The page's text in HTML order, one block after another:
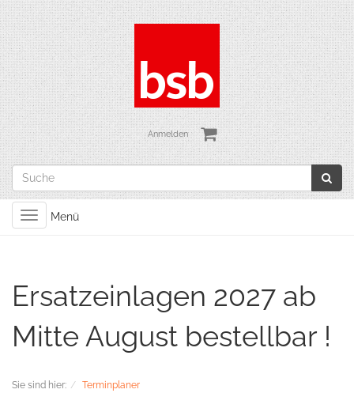
Anmelden
Toggle
navigation
Menü
Ersatzeinlagen 2027 ab
Mitte August bestellbar !
Sie sind hier: Terminplaner